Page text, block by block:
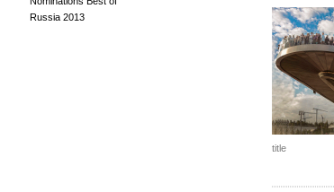
Russia 2013
title